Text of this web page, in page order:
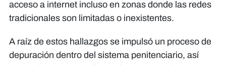
acceso a internet incluso en zonas donde las redes
tradicionales son limitadas o inexistentes.
A raíz de estos hallazgos se impulsó un proceso de
depuración dentro del sistema penitenciario, así